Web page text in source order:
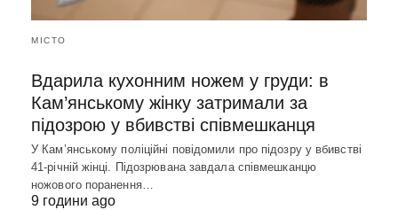
МІСТО
Вдарила кухонним ножем у груди: в
Кам’янському жінку затримали за
підозрою у вбивстві співмешканця
У Кам’янському поліційні повідомили про підозру у вбивстві
41-річній жінці. Підозрювана завдала співмешканцю
ножового поранення…
9 години ago